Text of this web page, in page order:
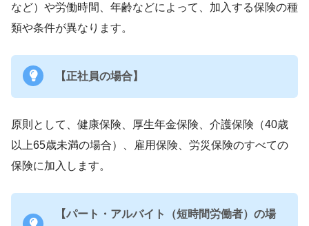
など）や労働時間、年齢などによって、加入する保険の種
類や条件が異なります。
【正社員の場合】
原則として、健康保険、厚生年金保険、介護保険（40歳
以上65歳未満の場合）、雇用保険、労災保険のすべての
保険に加入します。
【パート・アルバイト（短時間労働者）の場